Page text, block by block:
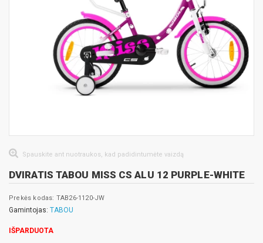
Spauskite ant nuotraukos, kad padidintumėte vaizdą
DVIRATIS TABOU MISS CS ALU 12 PURPLE-WHITE
Prekės kodas: TAB26-1120-JW
Gamintojas: TABOU
IŠPARDUOTA